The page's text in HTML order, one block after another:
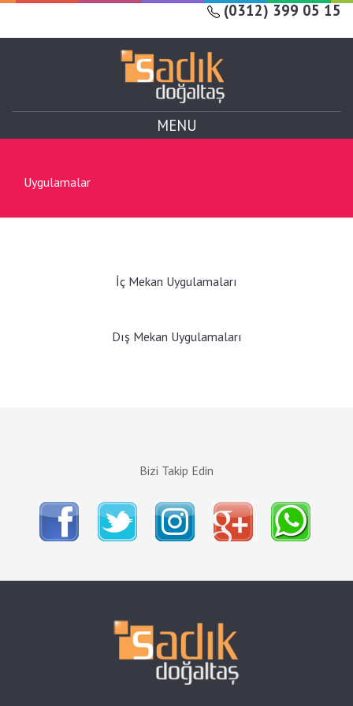
(0312) 399 05 15
MENU
Uygulamalar
İç Mekan Uygulamaları
Dış Mekan Uygulamaları
Bizi Takip Edin